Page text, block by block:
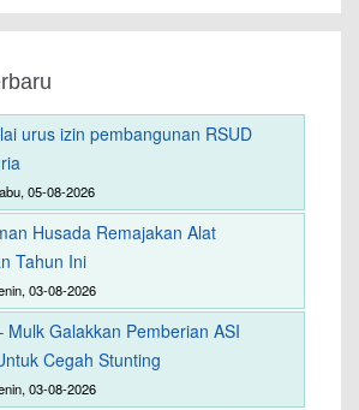
urus izin pembangunan RSUD
05-08-2026
Husada Remajakan Alat
Tahun Ini
03-08-2026
Mulk Galakkan Pemberian ASI
Cegah Stunting
03-08-2026